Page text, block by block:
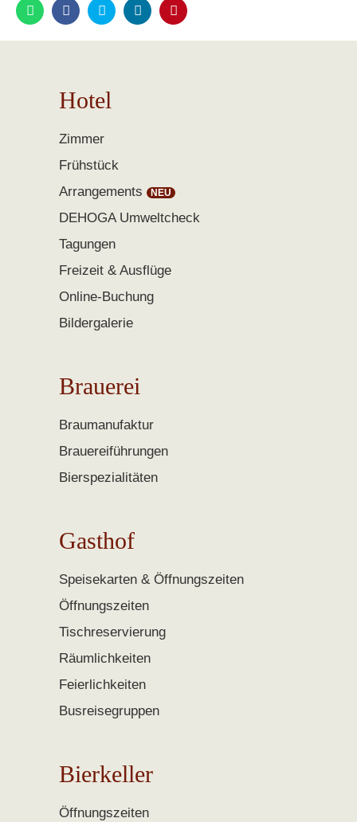
Hotel
Zimmer
Frühstück
Arrangements
DEHOGA Umweltcheck
Tagungen
Freizeit & Ausflüge
Online-Buchung
Bildergalerie
Brauerei
Braumanufaktur
Brauereiführungen
Bierspezialitäten
Gasthof
Speisekarten & Öffnungszeiten
Öffnungszeiten
Tischreservierung
Räumlichkeiten
Feierlichkeiten
Busreisegruppen
Bierkeller
Öffnungszeiten